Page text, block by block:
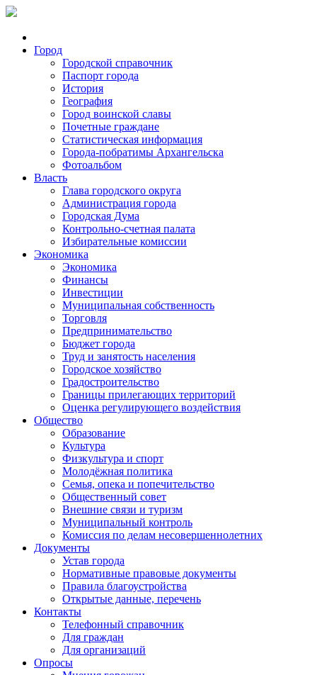
Город
Городской справочник
Паспорт города
История
География
Город воинской славы
Почетные граждане
Статистическая информация
Города-побратимы Архангельска
Фотоальбом
Власть
Глава городского округа
Администрация города
Городская Дума
Контрольно-счетная палата
Избирательные комиссии
Экономика
Экономика
Финансы
Инвестиции
Муниципальная собственность
Торговля
Предпринимательство
Бюджет города
Труд и занятость населения
Городское хозяйство
Градостроительство
Границы прилегающих территорий
Оценка регулирующего воздействия
Общество
Образование
Культура
Физкультура и спорт
Молодёжная политика
Семья, опека и попечительство
Общественный совет
Внешние связи и туризм
Муниципальный контроль
Комиссия по делам несовершеннолетних
Документы
Устав города
Нормативные правовые документы
Правила благоустройства
Открытые данные, перечень
Контакты
Телефонный справочник
Для граждан
Для организаций
Опросы